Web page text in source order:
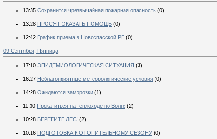
13:35 Сохранится чрезвычайная пожарная опасность (0)
13:28 ПРОСЯТ ОКАЗАТЬ ПОМОЩЬ (0)
12:42 График приема в Новоспасской РБ (0)
09 Сентября, Пятница
17:10 ЭПИДЕМИОЛОГИЧЕСКАЯ СИТУАЦИЯ (3)
16:27 Неблагоприятные метеорологические условия (0)
14:28 Ожидаются заморозки (1)
11:30 Прокатиться на теплоходе по Волге (2)
10:28 БЕРЕГИТЕ ЛЕС! (2)
10:16 ПОДГОТОВКА К ОТОПИТЕЛЬНОМУ СЕЗОНУ (0)